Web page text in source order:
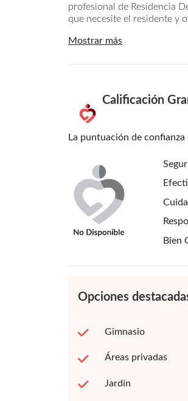
profesional de Residencia
que necesite el residente y
Mostrar más
Calificación
La puntuación de
Bien
Opciones
Gimnasio
Áreas privadas
Jardín